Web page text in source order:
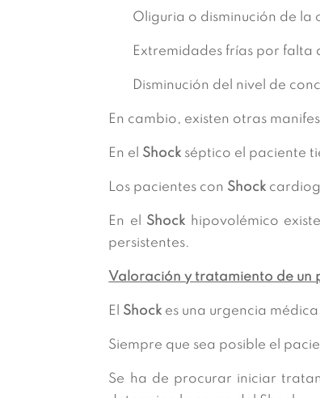
Oliguria o disminución de la
Extremidades frías por falta
Disminución del nivel de
En cambio, existen otras
En el Shock séptico el paciente
Los pacientes con Shock
En el Shock hipovolémico
persistentes.
Valoración y tratamiento de un
El Shock es una urgencia
Siempre que sea posible el
Se ha de procurar iniciar